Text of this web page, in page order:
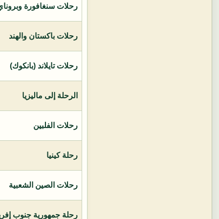
رحلات سنغافورة
رحلات باكستان والهند
رحلات تايلاند (بانكوك)
الرحلة إلى ماليزيا
رحلات الفلبين
رحلة كينيا
رحلات الصين الشعبية
رحلة جمهورية جنوب